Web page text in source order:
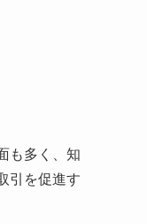
も多く、知
引を促進す